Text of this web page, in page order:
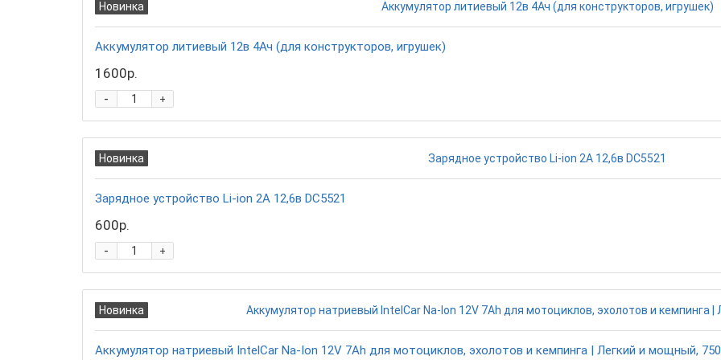
Новинка
Аккумулятор литиевый 12в 4Ач (для конструкторов, игрушек)
1600р.
+
-
Новинка
Зарядное устройство Li-ion 2A 12,6в DC5521
600р.
+
-
Новинка
Аккумулятор натриевый IntelCar Na-Ion 12V 7Ah для мотоциклов, эхолотов и кемпинга | Легкий и мощный,